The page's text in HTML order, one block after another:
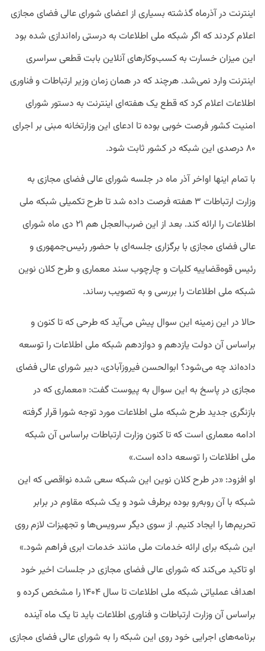
اینترنت در آذرماه گذشته بسیاری از اعضای شورای عالی فضای مجازی
اعلام کردند که اگر شبکه ملی اطلاعات به درستی راه‌اندازی شده بود
این میزان خسارت به کسب‌وکارهای آنلاین بابت قطعی سراسری
اینترنت وارد نمی‌شد. هرچند که در همان زمان وزیر ارتباطات و فناوری
اطلاعات اعلام کرد که قطع یک هفته‌ای اینترنت به دستور شورای
امنیت کشور فرصت خوبی بوده تا ادعای این وزارتخانه مبنی بر اجرای
۸۰ درصدی این شبکه در کشور ثابت شود.
با تمام اینها اواخر آذر ماه در جلسه شورای عالی فضای مجازی به
وزارت ارتباطات ۳ هفته فرصت داده شد تا طرح تکمیلی شبکه ملی
اطلاعات را ارائه کند. بعد از این ضرب‌العجل هم ۲۱ دی ماه شورای
عالی فضای مجازی با برگزاری جلسه‌ای با حضور رئیس‌جمهوری و
رئیس قوه‌قضاییه کلیات و چارچوب سند معماری و طرح کلان نوین
شبکه ملی اطلاعات را بررسی و به تصویب رساند.
حالا در این زمینه این سوال پیش می‌آید که طرحی که تا کنون و
براساس آن دولت یازدهم و دوازدهم شبکه ملی اطلاعات را توسعه
داده‌اند چه می‌شود؟ ابوالحسن فیروزآبادی، دبیر شورای عالی فضای
مجازی در پاسخ به این سوال به پیوست گفت: «معماری که در
بازنگری جدید طرح شبکه ملی اطلاعات مورد توجه شورا قرار گرفته
ادامه معماری است که تا کنون وزارت ارتباطات براساس آن شبکه
ملی اطلاعات را توسعه داده است.»
او افزود: «در طرح کلان نوین این شبکه سعی شده نواقصی که این
شبکه با آن روبه‌رو بوده برطرف شود و یک شبکه مقاوم در برابر
تحریم‌ها را ایجاد کنیم. از سوی دیگر سرویس‌ها و تجهیزات لازم روی
این شبکه برای ارائه خدمات ملی مانند خدمات ابری فراهم شود.»
او تاکید می‌کند که شورای عالی فضای مجازی در جلسات اخیر خود
اهداف عملیاتی شبکه ملی اطلاعات تا سال ۱۴۰۴ را مشخص کرده و
براساس آن وزارت ارتباطات و فناوری اطلاعات باید تا یک ماه آینده
برنامه‌های اجرایی خود روی این شبکه را به شورای عالی فضای مجازی